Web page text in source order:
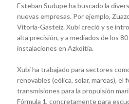
Esteban Sudupe ha buscado la
nuevas empresas. Por ejemplo,
Vitoria-Gasteiz. Xubi creció y se
alta precisión, y a mediados de los
instalaciones en Azkoitia.
Xubi ha trabajado para sectores
renovables (eólica, solar, mareas), el
transmisiones para la propulsión
Fórmula 1, concretamente para